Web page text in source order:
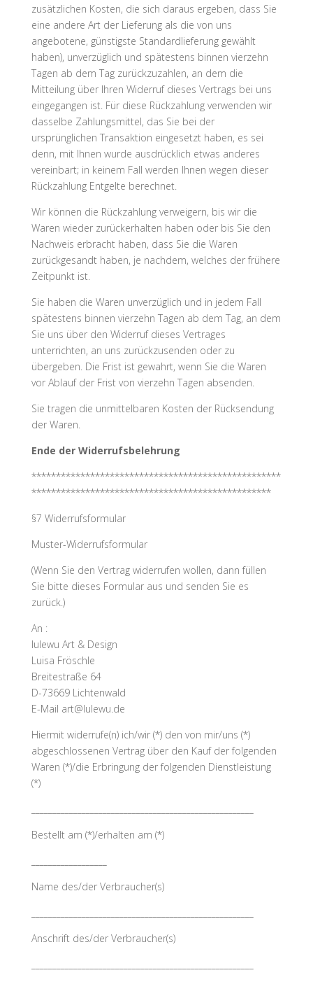
zusätzlichen Kosten, die sich daraus ergeben, dass Sie
eine andere Art der Lieferung als die von uns
angebotene, günstigste Standardlieferung gewählt
haben), unverzüglich und spätestens binnen vierzehn
Tagen ab dem Tag zurückzuzahlen, an dem die
Mitteilung über Ihren Widerruf dieses Vertrags bei uns
eingegangen ist. Für diese Rückzahlung verwenden wir
dasselbe Zahlungsmittel, das Sie bei der
ursprünglichen Transaktion eingesetzt haben, es sei
denn, mit Ihnen wurde ausdrücklich etwas anderes
vereinbart; in keinem Fall werden Ihnen wegen dieser
Rückzahlung Entgelte berechnet.
Wir können die Rückzahlung verweigern, bis wir die
Waren wieder zurückerhalten haben oder bis Sie den
Nachweis erbracht haben, dass Sie die Waren
zurückgesandt haben, je nachdem, welches der frühere
Zeitpunkt ist.
Sie haben die Waren unverzüglich und in jedem Fall
spätestens binnen vierzehn Tagen ab dem Tag, an dem
Sie uns über den Widerruf dieses Vertrages
unterrichten, an uns zurückzusenden oder zu
übergeben. Die Frist ist gewahrt, wenn Sie die Waren
vor Ablauf der Frist von vierzehn Tagen absenden.
Sie tragen die unmittelbaren Kosten der Rücksendung
der Waren.
Ende der Widerrufsbelehrung
***************************************************
*************************************************
§7 Widerrufsformular
Muster-Widerrufsformular
(Wenn Sie den Vertrag widerrufen wollen, dann füllen
Sie bitte dieses Formular aus und senden Sie es
zurück.)
An :
lulewu Art & Design
Luisa Fröschle
Breitestraße 64
D-73669 Lichtenwald
E-Mail art@lulewu.de
Hiermit widerrufe(n) ich/wir (*) den von mir/uns (*)
abgeschlossenen Vertrag über den Kauf der folgenden
Waren (*)/die Erbringung der folgenden Dienstleistung
(*)
Bestellt am (*)/erhalten am (*)
Name des/der Verbraucher(s)
Anschrift des/der Verbraucher(s)